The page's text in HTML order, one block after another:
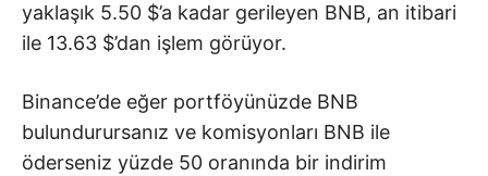
yaklaşık 5.50 $’a kadar gerileyen BNB, an itibari
ile 13.63 $’dan işlem görüyor.
Binance’de eğer portföyünüzde BNB
bulundurursanız ve komisyonları BNB ile
öderseniz yüzde 50 oranında bir indirim